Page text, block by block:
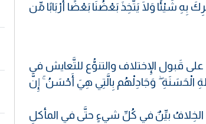
بِهِ شَيْئًا وَلَا يَتَّخِذَ بَعْضُنَا بَعْضًا أَرْبَابًا مِّن
قَبول الإِختلاف والتنوُّع للتَّعايش في
الْحَسَنَةِ ۖ وَجَادِلْهُم بِالَّتِي هِيَ أَحْسَنُ ۚ إِنَّ
بيِّنٌ في كُلِّ شيءٍ حتَّى في المأكلِ